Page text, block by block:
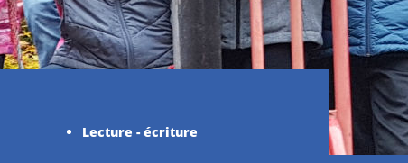
Lecture - écriture